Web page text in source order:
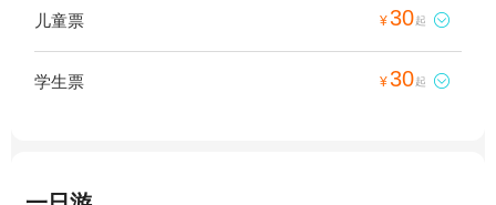
儿童票 ¥30起 
学生票 ¥30起 